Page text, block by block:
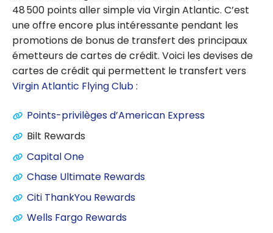
48 500 points aller simple via Virgin Atlantic. C’est
une offre encore plus intéressante pendant les
promotions de bonus de transfert des principaux
émetteurs de cartes de crédit. Voici les devises de
cartes de crédit qui permettent le transfert vers
Virgin Atlantic Flying Club:
Points-privilèges d’American Express
Bilt Rewards
Capital One
Chase Ultimate Rewards
Citi ThankYou Rewards
Wells Fargo Rewards